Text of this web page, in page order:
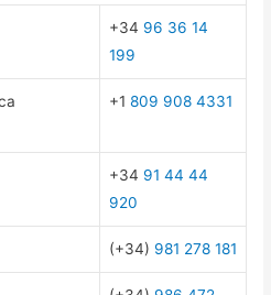
+34 96 36 14
199
+1809 908 4331
+34 91 44 44
920
(+34) 981 278 181